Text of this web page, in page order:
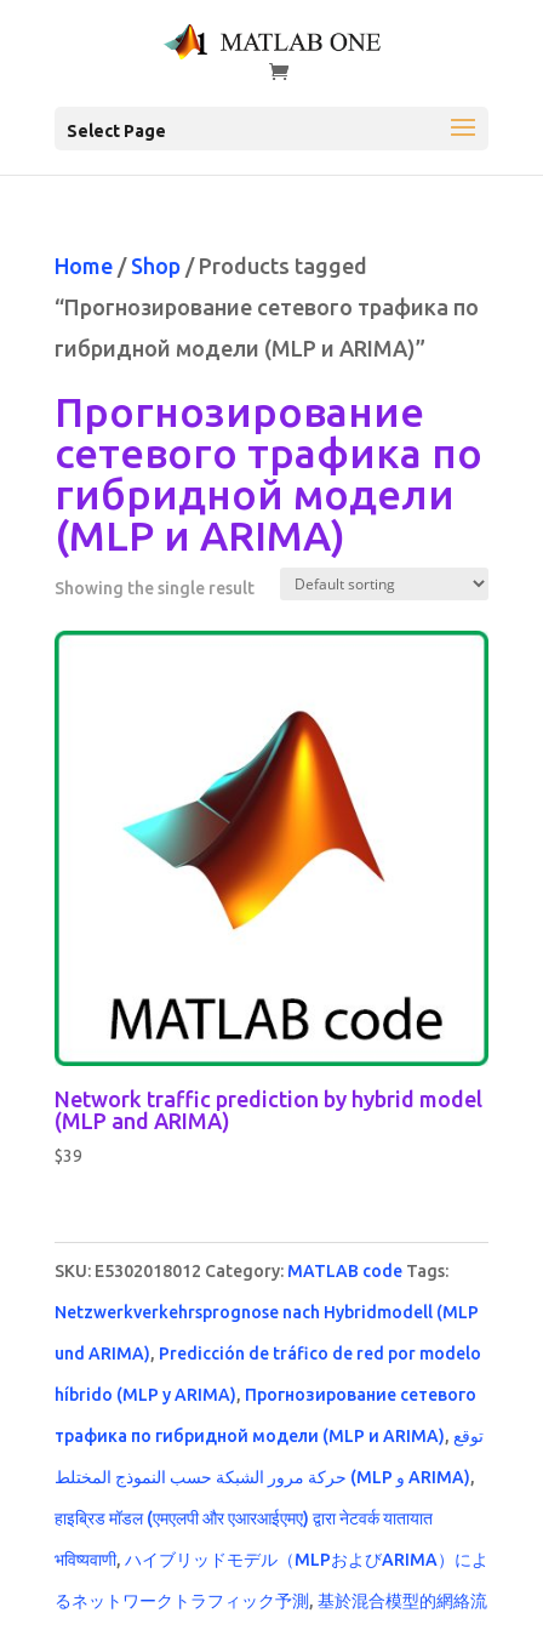
Select Page
Home/ Shop/ Products tagged
“Прогнозирование сетевого трафика по
гибридной модели (MLP и ARIMA)”
Прогнозирование
сетевого трафика по
гибридной модели
(MLP и ARIMA)
Showing the single result
Network traffic prediction by hybrid model
(MLP and ARIMA)
$39
SKU: E5302018012 Category: MATLAB code Tags:
Netzwerkverkehrsprognose nach Hybridmodell (MLP
und ARIMA), Predicción de tráfico de red por modelo
híbrido (MLP y ARIMA), Прогнозирование сетевого
трафика по гибридной модели (MLP и ARIMA), توقع
حركة مرور الشبكة حسب النموذج المختلط (MLP و ARIMA),
हाइब्रिड मॉडल (एमएलपी और एआरआईएमए) द्वारा नेटवर्क यातायात
भविष्यवाणी, ハイブリッドモデル（MLPおよびARIMA）によ
るネットワークトラフィック予測 , 基於混合模型的網絡流